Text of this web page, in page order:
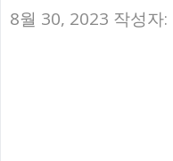
뛰8월 30, 2023 작성자: